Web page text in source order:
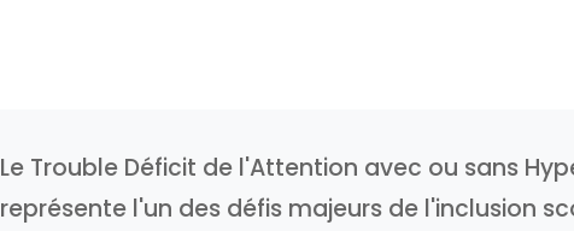
Le Trouble Déficit de l'Attention avec ou sans
représente l'un des défis majeurs de l'inclusion